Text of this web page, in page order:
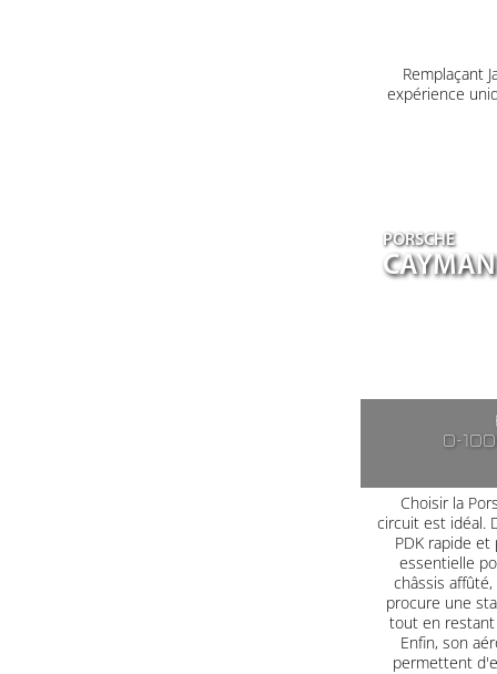
Remplaçant
expérience
PORSCHE
0-
Choisir la
circuit est idéal.
PDK rapide
essentielle
châssis
procure une
tout en restant
Enfin, son
permettent